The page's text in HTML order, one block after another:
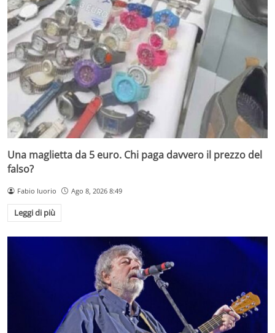
Una maglietta da 5 euro. Chi paga davvero il prezzo del
falso?
Fabio Iuorio Ago 8, 2026 8:49
Leggi di più